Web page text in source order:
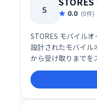
S 0.0 (0件)
STORES モバイル
設計されたモバイル
から受け取りまでを
す。初期費用や月
点が大きな魅力です
キャンセルの防止
店舗運営の安定化を